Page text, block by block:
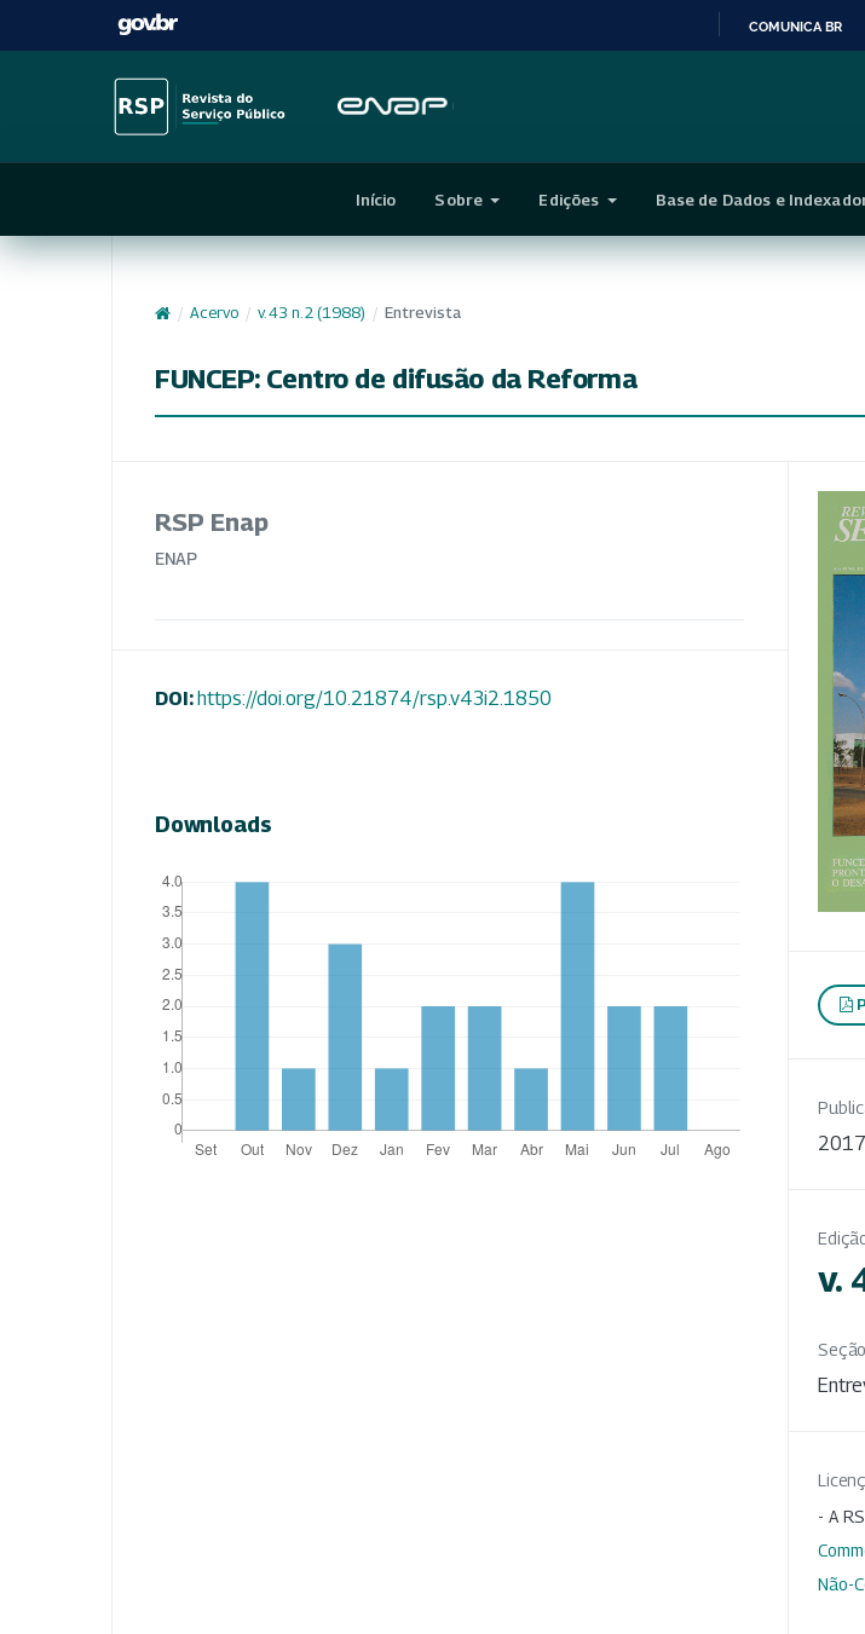
COMUNICA BR
Início Sobre Edições Base de Dados e
/ Acervo / v. 43 n. 2 (1988) / Entrevista
FUNCEP: Centro de difusão da Reforma
RSP Enap
ENAP
DOI:https://doi.org/10.21874/rsp.v43i2.1850
Downloads
v.
Seção
- A
Não-